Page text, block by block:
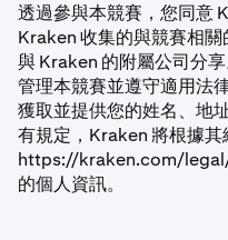
透過參與本競賽，您同意
Kraken 收集的與競賽相
與 Kraken 的附屬公司分
管理本競賽並遵守適用法
獲取並提供您的姓名、地
有規定，Kraken 將根據
https://kraken.com/
的個人資訊。